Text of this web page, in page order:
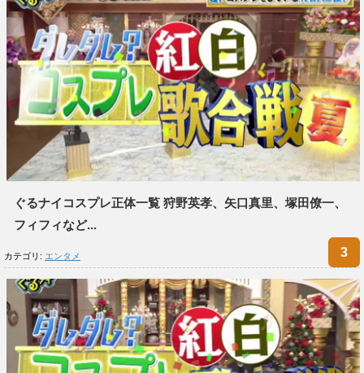
ぐるナイコスプレ正体一覧 狩野英孝、矢口真里、塚田僚一、
フィフィなど...
カテゴリ: エンタメ